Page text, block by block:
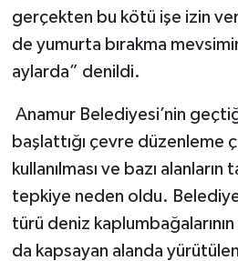
gerçekten bu kötü işe izin
de yumurta bırakma
aylarda” denildi.
Anamur Belediyesi’nin
başlattığı çevre düzenleme
kullanılması ve bazı
tepkiye neden oldu.
türü deniz kaplumbağalarının
da kapsayan alanda yürütülen